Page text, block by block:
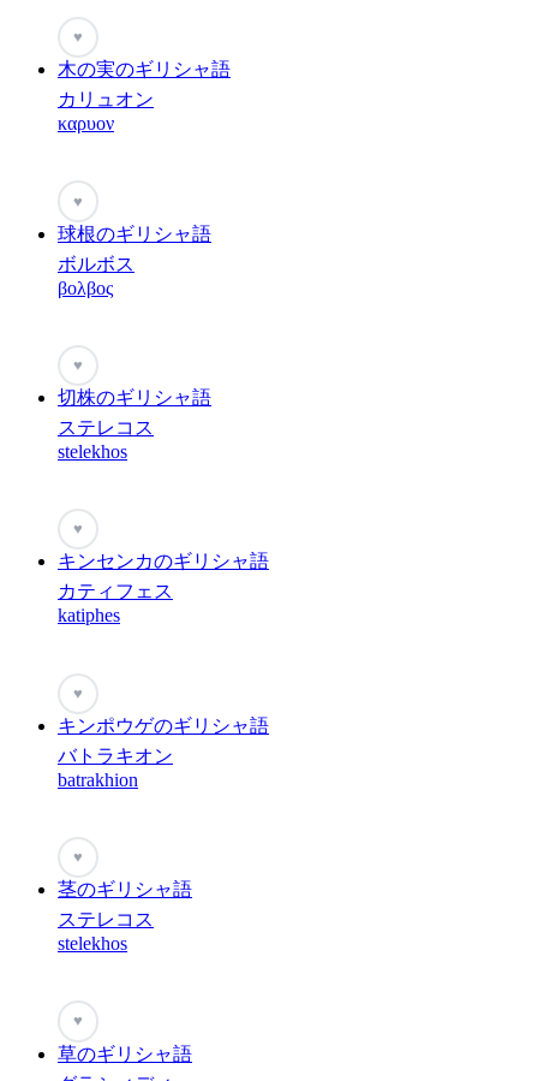
♥
木の実のギリシャ語
カリュオン
καρυον
♥
球根のギリシャ語
ボルボス
βολβος
♥
切株のギリシャ語
ステレコス
stelekhos
♥
キンセンカのギリシャ語
カティフェス
katiphes
♥
キンポウゲのギリシャ語
バトラキオン
batrakhion
♥
茎のギリシャ語
ステレコス
stelekhos
♥
草のギリシャ語